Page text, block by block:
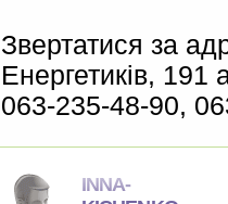
Звертатися за
Енергетиків,
063-235-48-90,
INNA-